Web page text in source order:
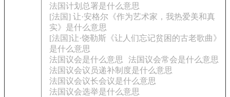
法国计划总署是什么意思
[法国] 让·安格尔《作为艺术家，我热爱美和真
实》是什么意思
[法国]让·饶勒斯《让人们忘记贫困的古老歌曲》
是什么意思
法国议会是什么意思
法国议会常会是什么意思
法国议会议员递补制度是什么意思
法国议会议长会议是什么意思
法国议会选举是什么意思